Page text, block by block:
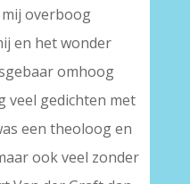
overboog
en het wonder
omhoog
veel gedichten met
een theoloog en
ook veel zonder